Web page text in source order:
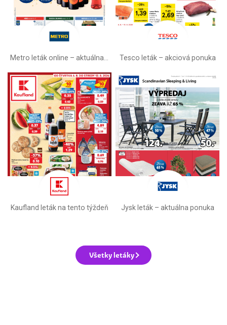
Tesco leták – akciová ponuka
Kaufland leták na tento týždeň Jysk leták – aktuálna ponuka
Všetky letáky